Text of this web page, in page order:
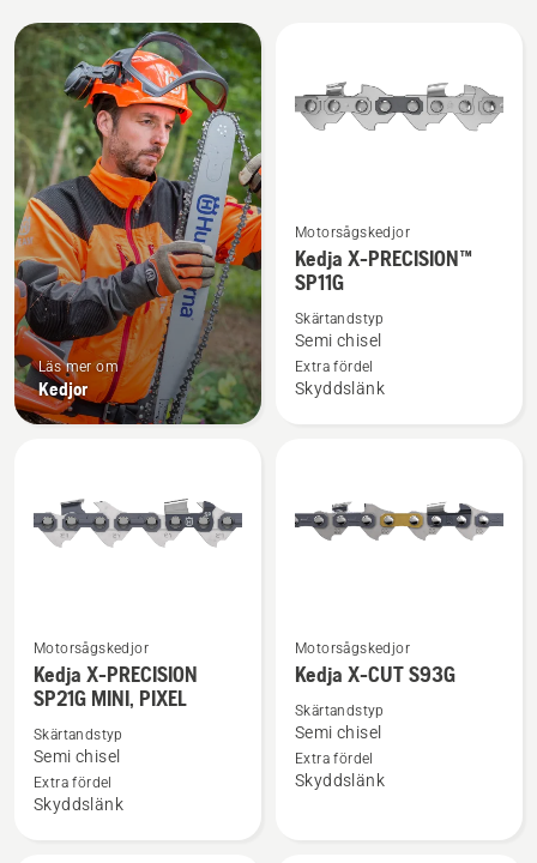
Alla
produkter
Läs mer om
Kedjor
Se
mer
information
om
Kedja
Motorsågskedjor
Kedja X-PRECISION™
SP11G
Skärtandstyp
Semi chisel
Extra fördel
Skyddslänk
Se
mer
information
om
Kedja
Motorsågskedjor
Kedja X-PRECISION
SP21G MINI, PIXEL
Skärtandstyp
Semi chisel
Extra fördel
Skyddslänk
Se
mer
information
om
Kedja
Motorsågskedjor
Kedja X-CUT S93G
Skärtandstyp
Semi chisel
Extra fördel
Skyddslänk